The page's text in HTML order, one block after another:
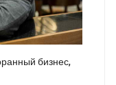
бизнес,